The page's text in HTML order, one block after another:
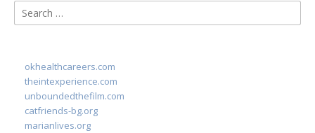
Search
for:
okhealthcareers.com
theintexperience.com
unboundedthefilm.com
catfriends-bg.org
marianlives.org